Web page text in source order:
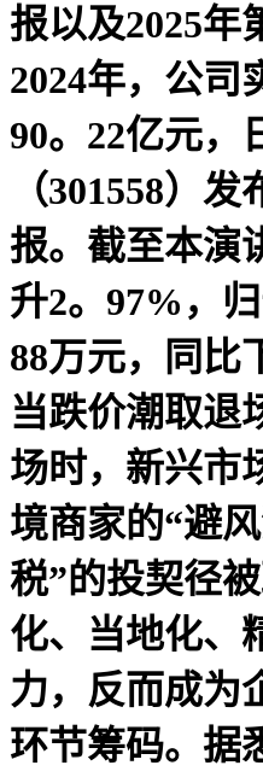
报以及2025年
2024年，公司
90。22亿元，
（301558）
报。截至本演
升2。97%，归
88万元，同比
当跌价潮取退
场时，新兴市
境商家的“避
税”的投契径
化、当地化、
力，反而成为
环节筹码。据